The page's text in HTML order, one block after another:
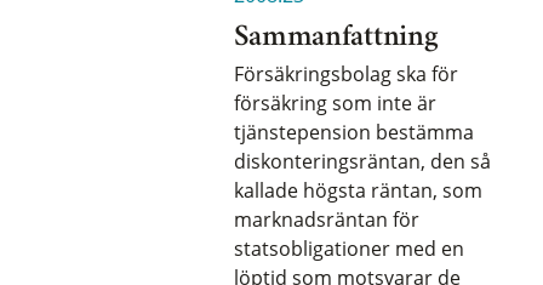
Sammanfattning
Försäkringsbolag ska för
försäkring som inte är
tjänstepension bestämma
diskonteringsräntan, den så
kallade högsta räntan, som
marknadsräntan för
statsobligationer med en
löptid som motsvarar de